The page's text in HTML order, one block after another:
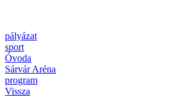
pályázat
sport
Óvoda
Sárvár Aréna
program
Vissza